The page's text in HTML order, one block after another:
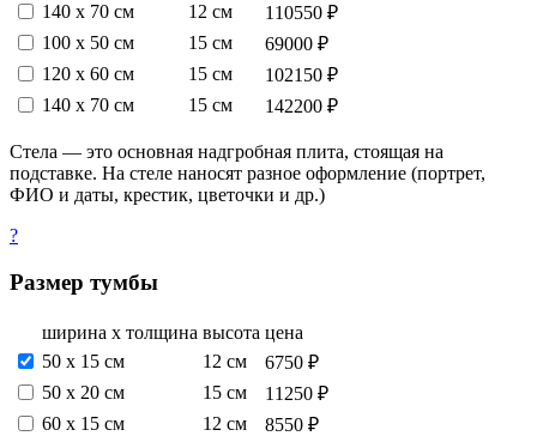
140 х 70 см
12 см
110550 ₽
100 х 50 см
15 см
69000 ₽
120 х 60 см
15 см
102150 ₽
140 х 70 см
15 см 142200 ₽
Стела — это основная надгробная плита, стоящая на
подставке. На стеле наносят разное оформление (портрет,
ФИО и даты, крестик, цветочки и др.)
?
Размер тумбы
ширина х толщина высота цена
50 х 15 см
12 см
6750 ₽
50 х 20 см
15 см
11250 ₽
60 х 15 см
12 см
8550 ₽